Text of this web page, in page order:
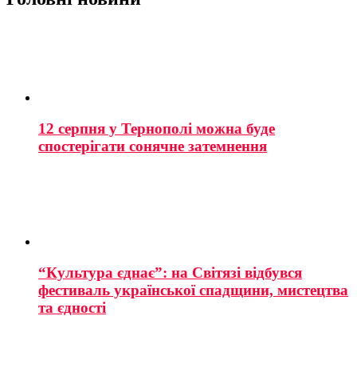
12 серпня у Тернополі можна буде
спостерігати сонячне затемнення
“Культура єднає”: на Світязі відбувся
фестиваль української спадщини, мистецтва
та єдності